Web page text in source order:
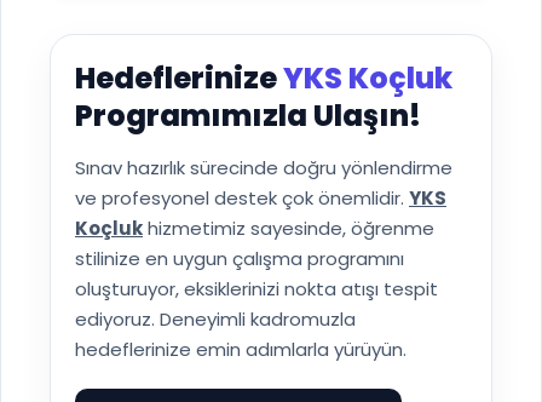
HedeflerinizeYKS Koçluk
Programımızla Ulaşın!
Sınav hazırlık sürecinde doğru yönlendirme
ve profesyonel destek çok önemlidir. YKS
Koçlukhizmetimiz sayesinde, öğrenme
stilinize en uygun çalışma programını
oluşturuyor, eksiklerinizi nokta atışı tespit
ediyoruz. Deneyimli kadromuzla
hedeflerinize emin adımlarla yürüyün.